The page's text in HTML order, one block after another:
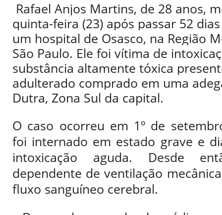
Rafael Anjos Martins, de 28 anos,
quinta-feira (23) após passar 52
um hospital de Osasco, na Região
São Paulo. Ele foi vítima de
substância altamente tóxica
adulterado comprado em uma
Dutra, Zona Sul da capital.
O caso ocorreu em 1º de
foi internado em estado grave e
intoxicação aguda. Desde
dependente de ventilação
fluxo sanguíneo cerebral.